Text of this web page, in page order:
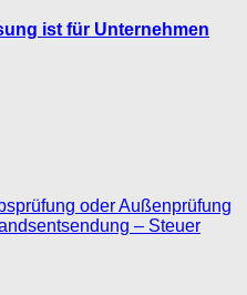
ist für Unternehmen
oder Außenprüfung
– Steuer